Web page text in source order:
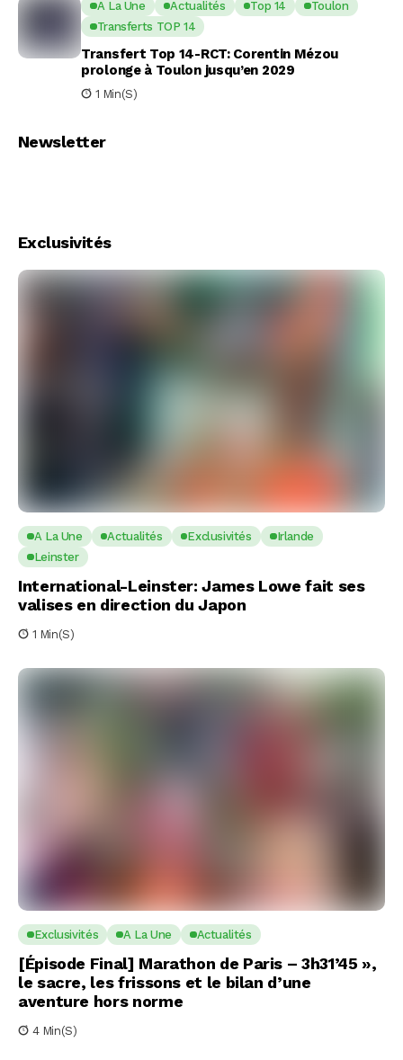
A La Une Actualités Top 14
Toulon
Transferts TOP 14
Transfert Top 14-RCT: Corentin Mézou
prolonge à Toulon jusqu’en 2029
1 Min(s)
Newsletter
Exclusivités
A La Une Actualités Exclusivités
Irlande
Leinster
International-Leinster: James Lowe fait ses
valises en direction du Japon
1 Min(s)
Exclusivités A La Une Actualités
[Épisode Final] Marathon de Paris – 3h31’45 »,
le sacre, les frissons et le bilan d’une
aventure hors norme
4 Min(s)